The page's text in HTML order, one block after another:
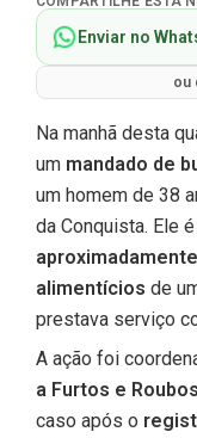
Enviar no
ou
Na manhã desta
um mandado de
um homem de 38
da Conquista. Ele
alimentícios de
prestava serviço
A ação foi
a Furtos e
caso após o